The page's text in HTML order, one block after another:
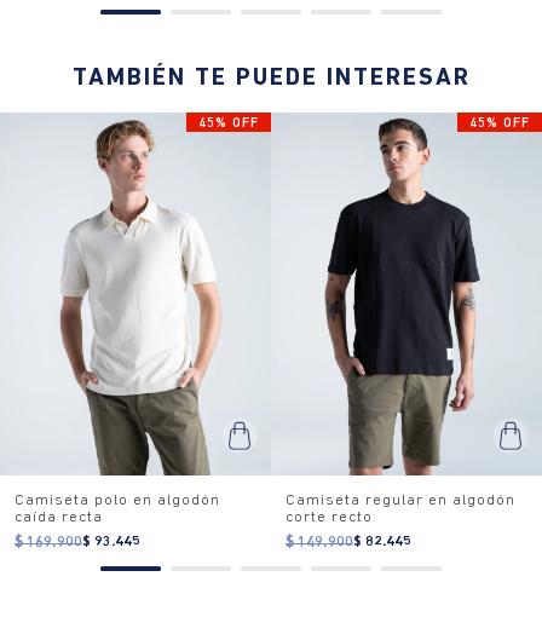
TAMBIÉN TE PUEDE INTERESAR
45% OFF
Camiseta polo en algodón
caída recta
$ 169.900$ 93.445
45% OFF
Camiseta regular en algodón
corte recto
$ 149.900$ 82.445